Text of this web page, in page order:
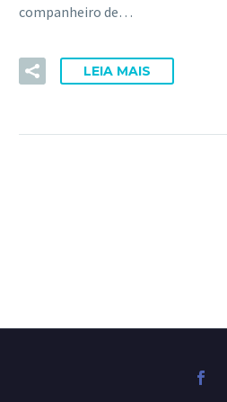
companheiro de…
LEIA MAIS